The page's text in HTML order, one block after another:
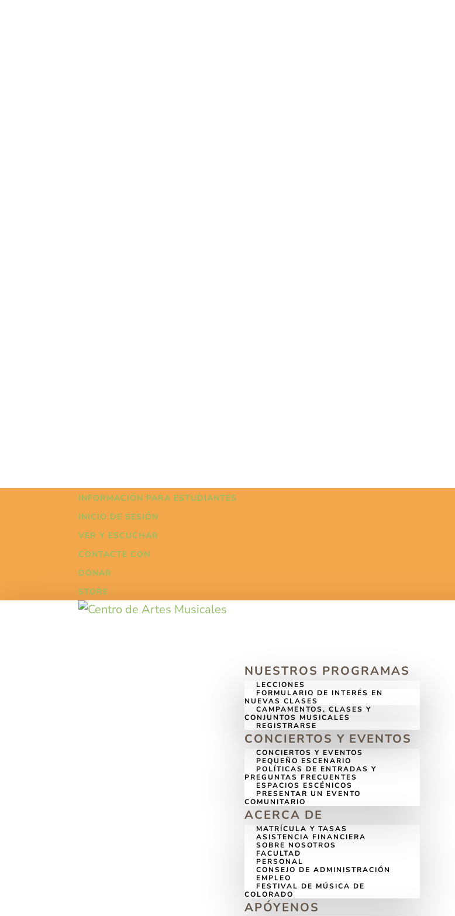
INFORMACIÓN PARA ESTUDIANTES
INICIO DE SESIÓN
VER Y ESCUCHAR
CONTACTE CON
DONAR
STORE
NUESTROS PROGRAMAS
LECCIONES
FORMULARIO DE INTERÉS EN
NUEVAS CLASES
CAMPAMENTOS, CLASES Y
CONJUNTOS MUSICALES
REGISTRARSE
CONCIERTOS Y EVENTOS
CONCIERTOS Y EVENTOS
PEQUEÑO ESCENARIO
POLÍTICAS DE ENTRADAS Y
PREGUNTAS FRECUENTES
ESPACIOS ESCÉNICOS
PRESENTAR UN EVENTO
COMUNITARIO
ACERCA DE
MATRÍCULA Y TASAS
ASISTENCIA FINANCIERA
SOBRE NOSOTROS
FACULTAD
PERSONAL
CONSEJO DE ADMINISTRACIÓN
EMPLEO
FESTIVAL DE MÚSICA DE
COLORADO
APÓYENOS